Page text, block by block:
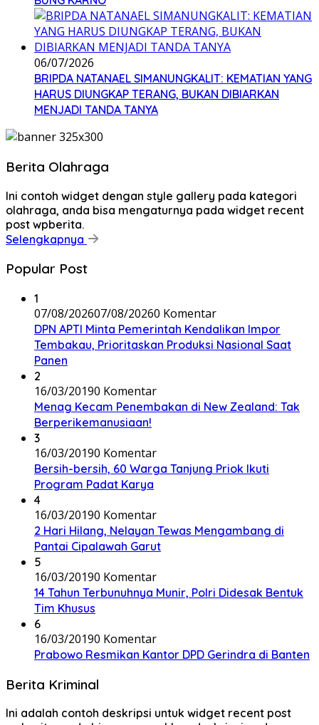
06/07/2026
BRIPDA NATANAEL SIMANUNGKALIT: KEMATIAN YANG
HARUS DIUNGKAP TERANG, BUKAN DIBIARKAN
MENJADI TANDA TANYA
Berita Olahraga
Ini contoh widget dengan style gallery pada kategori
olahraga, anda bisa mengaturnya pada widget recent
post wpberita.
Selengkapnya
Popular Post
1
07/08/202607/08/20260 Komentar
DPN APTI Minta Pemerintah Kendalikan Impor
Tembakau, Prioritaskan Produksi Nasional Saat
Panen
2
16/03/20190 Komentar
Menag Kecam Penembakan di New Zealand: Tak
Berperikemanusiaan!
3
16/03/20190 Komentar
Bersih-bersih, 60 Warga Tanjung Priok Ikuti
Program Padat Karya
4
16/03/20190 Komentar
2 Hari Hilang, Nelayan Tewas Mengambang di
Pantai Cipalawah Garut
5
16/03/20190 Komentar
14 Tahun Terbunuhnya Munir, Polri Didesak Bentuk
Tim Khusus
6
16/03/20190 Komentar
Prabowo Resmikan Kantor DPD Gerindra di Banten
Berita Kriminal
Ini adalah contoh deskripsi untuk widget recent post